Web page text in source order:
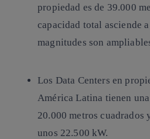
propiedad es de 39.000
capacidad total asciende
magnitudes son
Los Data Centers en
América Latina tienen
20.000 metros cuadrados
unos 22.500 kW.